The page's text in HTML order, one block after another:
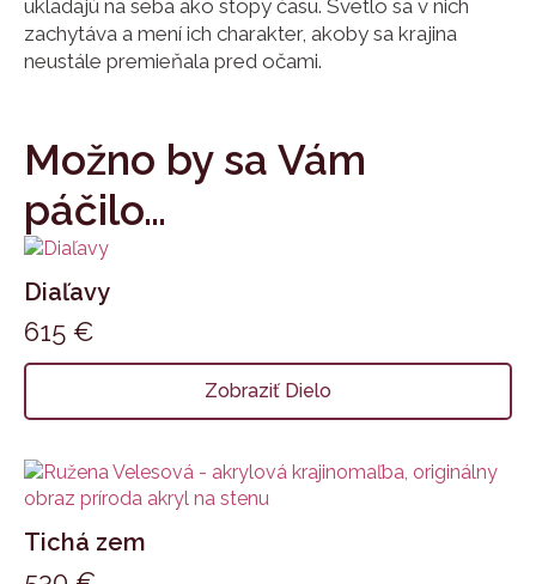
ukladajú na seba ako stopy času. Svetlo sa v nich
zachytáva a mení ich charakter, akoby sa krajina
neustále premieňala pred očami.
Možno by sa Vám
páčilo…
Diaľavy
615 €
Zobraziť Dielo
Tichá zem